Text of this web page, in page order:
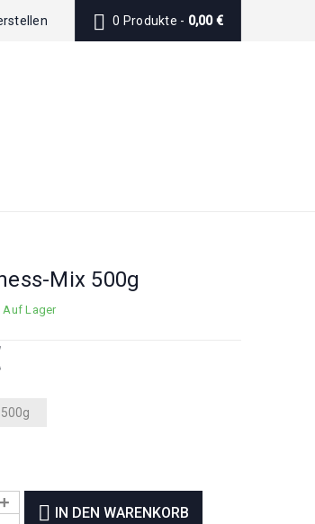
0 Produkte - 0,00€
Mix 500g
Auf Lager
500g
IN DEN WARENKORB